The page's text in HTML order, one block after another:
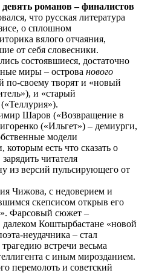
романов – финалистов
что русская литература
о сплошном
вялого отчаяния,
от себя словесники.
состоявшиеся, достаточно
миры – острова нового
по-своему творят и «новый
и «старый
Шаров («Возвращение в
(«Ильгет») – демиурги,
модели
есть что сказать о
читателя
из версий пульсирующего от
Чижова, с недоверием и
скепсисом открыв его
Фарсовый сюжет –
Коштырбастане «новой
неудачника – стал
встречи весьма
с иным мирозданием.
перемолоть и советский